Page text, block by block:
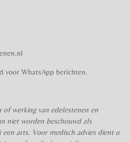
voor WhatsApp berichten.
werking van edelestenen en
niet worden beschouwd als
een arts. Voor medisch advies dient u